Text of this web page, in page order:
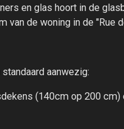
en glas hoort in de
van de woning in de "Rue
aanwezig:
(140cm op 200 cm)